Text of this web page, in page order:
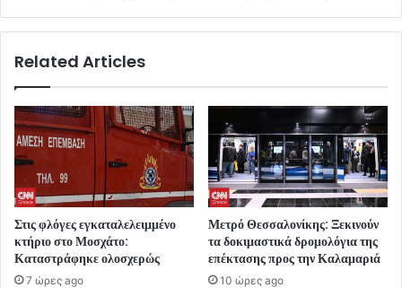
Related Articles
Στις φλόγες εγκαταλελειμμένο
κτήριο στο Μοσχάτο:
Καταστράφηκε ολοσχερώς
7 ώρες ago
Μετρό Θεσσαλονίκης: Ξεκινούν
τα δοκιμαστικά δρομολόγια της
επέκτασης προς την Καλαμαριά
10 ώρες ago